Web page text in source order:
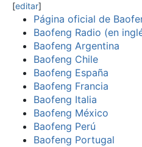
[editar]
Página oficial de
Baofeng Radio (en
Baofeng Argentina
Baofeng Chile
Baofeng España
Baofeng Francia
Baofeng Italia
Baofeng México
Baofeng Perú
Baofeng Portugal